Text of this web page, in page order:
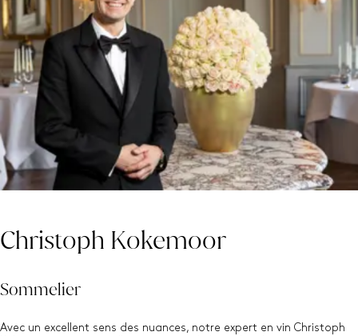
Christoph Kokemoor
Sommelier
Avec un excellent sens des nuances, notre expert en vin Christoph